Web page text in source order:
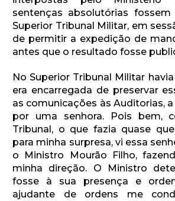
sentenças absolutórias fossem
Superior Tribunal Militar, em
de permitir a expedição de
antes que o resultado fosse
No Superior Tribunal Militar
era encarregada de preservar
as comunicações às Auditorias,
por uma senhora. Pois bem,
Tribunal, o que fazia quase
para minha surpresa, vi essa
o Ministro Mourão Filho,
minha direção. O Ministro
fosse à sua presença e
ajudante de ordens me